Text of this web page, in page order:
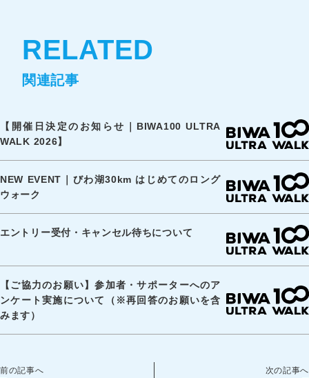
関連記事
RELATED
【開催日決定のお知らせ｜BIWA100 ULTRA
WALK 2026】
NEW EVENT｜びわ湖30km はじめてのロング
ウォーク
エントリー受付・キャンセル待ちについて
【ご協力のお願い】参加者・サポーターへのア
ンケート実施について（※再回答のお願いを含
みます）
前の記事へ 次の記事へ